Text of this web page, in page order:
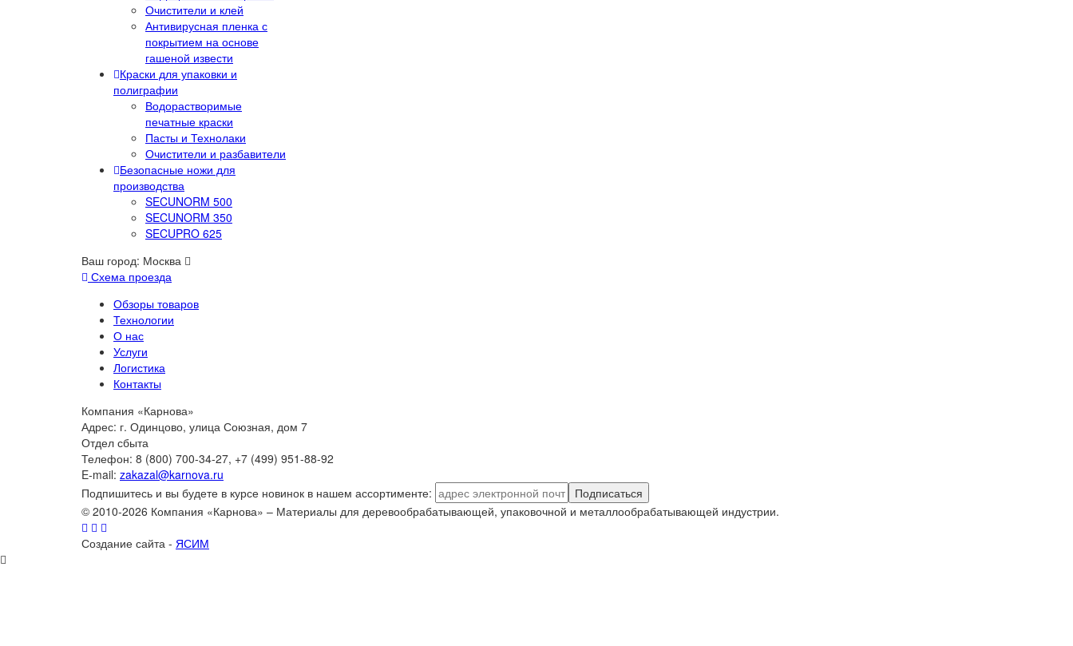
Очистители и клей
Антивирусная пленка с
покрытием на основе
гашеной извести
Краски для упаковки и
полиграфии
Водорастворимые
печатные краски
Пасты и Технолаки
Очистители и разбавители
Безопасные ножи для
производства
SECUNORM 500
SECUNORM 350
SECUPRO 625
Ваш город: Москва
Схема проезда
Обзоры товаров
Технологии
О нас
Услуги
Логистика
Контакты
Компания «Карнова»
Адрес: г. Одинцово, улица Союзная, дом 7
Отдел сбыта
Телефон: 8 (800) 700-34-27, +7 (499) 951-88-92
E-mail: zakazal@karnova.ru
Подпишитесь и вы будете в курсе новинок в нашем ассортименте:
Подписаться
© 2010-2026 Компания «Карнова» – Материалы для деревообрабатывающей, упаковочной и металлообрабатывающей индустрии.
Создание сайта - ЯСИМ